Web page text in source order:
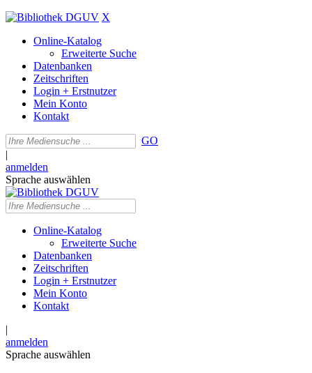
X
Online-Katalog
Erweiterte Suche
Datenbanken
Zeitschriften
Login + Erstnutzer
Mein Konto
Kontakt
GO
|
anmelden
Sprache auswählen
Online-Katalog
Erweiterte Suche
Datenbanken
Zeitschriften
Login + Erstnutzer
Mein Konto
Kontakt
|
anmelden
Sprache auswählen